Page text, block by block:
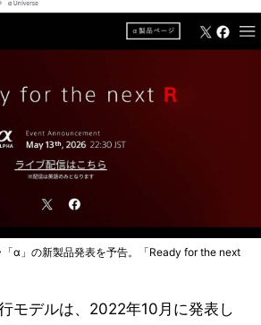
α」の新製品発表を予告。「Ready for the next
モデルは、2022年10月に発表し